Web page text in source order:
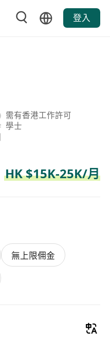
登入
需有香港工作許可
學士
HK $15K-25K/月
無上限佣金